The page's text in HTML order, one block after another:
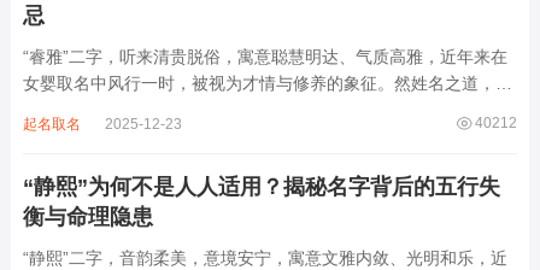
忌
“睿雅”二字，听来清贵脱俗，寓意聪慧明达、气质高雅，近年来在
女婴取名中风行一时，被视为才情与修养的象征。然姓名之道，贵
增心力。细察“睿雅”之局，实藏金水成势、火土受制之患，若不顾
40212
起名取名 2025-12-23
“静熙”为何不是人人适用？揭秘名字背后的五行失
衡与命理隐患
“静熙”二字，音韵柔美，意境安宁，寓意文雅内敛、光明和乐，近